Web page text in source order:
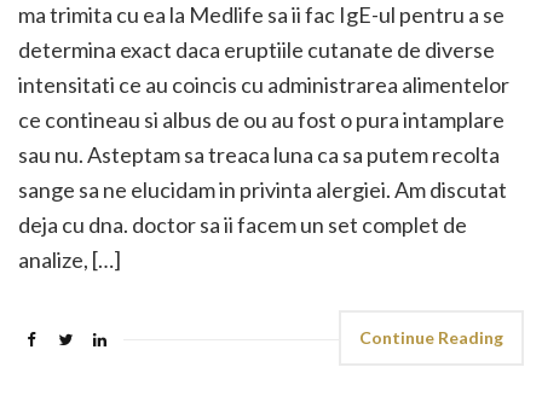
ma trimita cu ea la Medlife sa ii fac IgE-ul pentru a se
determina exact daca eruptiile cutanate de diverse
intensitati ce au coincis cu administrarea alimentelor
ce contineau si albus de ou au fost o pura intamplare
sau nu. Asteptam sa treaca luna ca sa putem recolta
sange sa ne elucidam in privinta alergiei. Am discutat
deja cu dna. doctor sa ii facem un set complet de
analize, […]
Continue Reading